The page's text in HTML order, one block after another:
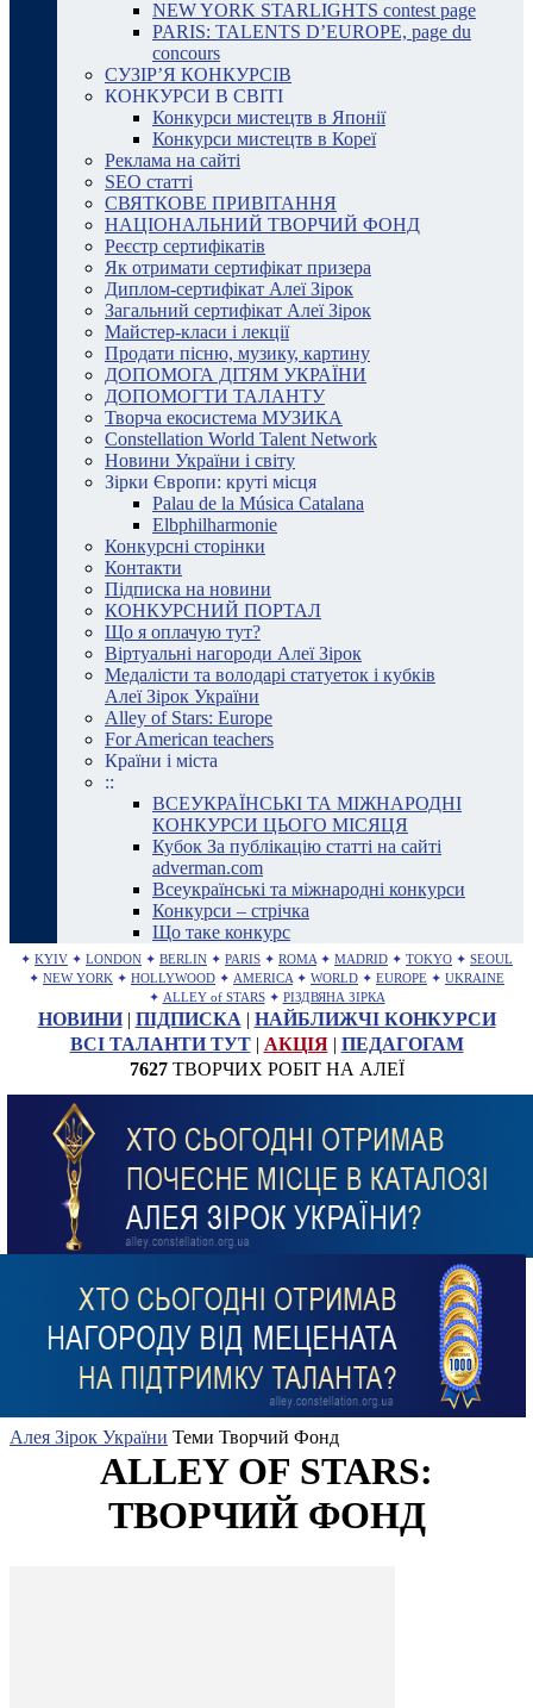
NEW YORK STARLIGHTS contest page
PARIS: TALENTS D’EUROPE, page du
concours
СУЗІР’Я КОНКУРСІВ
КОНКУРСИ В СВІТІ
Конкурси мистецтв в Японії
Конкурси мистецтв в Кореї
Реклама на сайті
SEO статті
СВЯТКОВЕ ПРИВІТАННЯ
НАЦІОНАЛЬНИЙ ТВОРЧИЙ ФОНД
Реєстр сертифікатів
Як отримати сертифікат призера
Диплом-сертифікат Алеї Зірок
Загальний сертифікат Алеї Зірок
Майстер-класи і лекції
Продати пісню, музику, картину
ДОПОМОГА ДІТЯМ УКРАЇНИ
ДОПОМОГТИ ТАЛАНТУ
Творча екосистема МУЗИКА
Constellation World Talent Network
Новини України і світу
Зірки Європи: круті місця
Palau de la Música Catalana
Elbphilharmonie
Конкурсні сторінки
Контакти
Підписка на новини
КОНКУРСНИЙ ПОРТАЛ
Що я оплачую тут?
Віртуальні нагороди Алеї Зірок
Медалісти та володарі статуеток і кубків
Алеї Зірок України
Alley of Stars: Europe
For American teachers
Країни і міста
::
ВСЕУКРАЇНСЬКІ ТА МІЖНАРОДНІ
КОНКУРСИ ЦЬОГО МІСЯЦЯ
Кубок За публікацію статті на сайті
adverman.com
Всеукраїнські та міжнародні конкурси
Конкурси – стрічка
Що таке конкурс
✦ KYIV ✦ LONDON ✦ BERLIN ✦ PARIS ✦ ROMA ✦ MADRID ✦ TOKYO ✦ SEOUL
✦ NEW YORK ✦ HOLLYWOOD ✦ AMERICA ✦ WORLD ✦ EUROPE ✦ UKRAINE
✦ ALLEY of STARS ✦ РІЗДВЯНА ЗІРКА
НОВИНИ| ПІДПИСКА | НАЙБЛИЖЧІ КОНКУРСИ
ВСІ ТАЛАНТИ ТУТ| АКЦІЯ| ПЕДАГОГАМ
7627ТВОРЧИХ РОБІТ НА АЛЕЇ
Алея Зірок України Теми Творчий Фонд
ALLEY OF STARS:
ТВОРЧИЙ ФОНД